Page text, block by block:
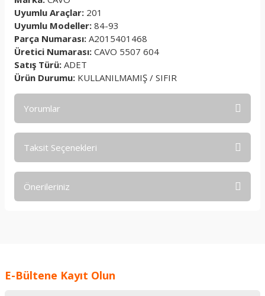
Uyumlu Araçlar: 201
Uyumlu Modeller: 84-93
Parça Numarası: A2015401468
Üretici Numarası: CAVO 5507 604
Satış Türü: ADET
Ürün Durumu: KULLANILMAMIŞ / SIFIR
Yorumlar
Taksit Seçenekleri
Önerileriniz
Ürün resmi kalitesiz, bozuk veya görüntülenemiyor.
E-Bültene Kayıt Olun